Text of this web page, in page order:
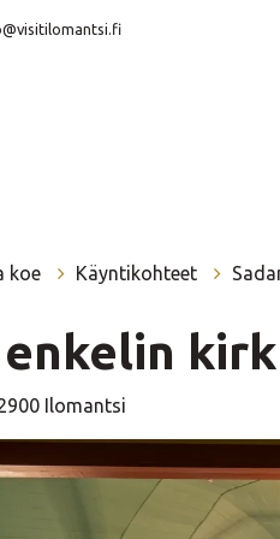
koe Käyntikohteet
enkelin
Ilomantsi